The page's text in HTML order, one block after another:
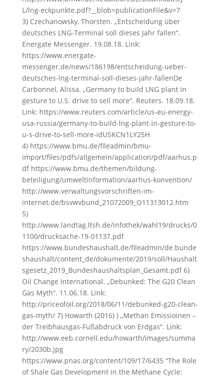
L/lng-eckpunkte.pdf?__blob=publicationFile&v=7
3) Czechanowsky, Thorsten. „Entscheidung über
deutsches LNG-Terminal soll dieses Jahr fallen“.
Energate Messenger. 19.08.18. Link:
https://www.energate-
messenger.de/news/186198/entscheidung-ueber-
deutsches-lng-terminal-soll-dieses-jahr-fallenDe
Carbonnel, Alissa. „Germany to build LNG plant in
gesture to U.S. drive to sell more“. Reuters. 18.09.18.
Link: https://www.reuters.com/article/us-eu-energy-
usa-russia/germany-to-build-lng-plant-in-gesture-to-
u-s-drive-to-sell-more-idUSKCN1LY25H
4) https://www.bmu.de/fileadmin/bmu-
import/files/pdfs/allgemein/application/pdf/aarhus.p
df https://www.bmu.de/themen/bildung-
beteiligung/umweltinformation/aarhus-konvention/
http://www.verwaltungsvorschriften-im-
internet.de/bsvwvbund_21072009_O11313012.htm
5)
http://www.landtag.ltsh.de/infothek/wahl19/drucks/0
1100/drucksache-19-01137.pdf
https://www.bundeshaushalt.de/fileadmin/de.bunde
shaushalt/content_de/dokumente/2019/soll/Haushalt
sgesetz_2019_Bundeshaushaltsplan_Gesamt.pdf 6)
Oil Change International. „Debunked: The G20 Clean
Gas Myth“. 11.06.18. Link:
http://priceofoil.org/2018/06/11/debunked-g20-clean-
gas-myth/ 7) Howarth (2016) ) „Methan Emissioinen –
der Treibhausgas-Fußabdruck von Erdgas“. Link:
http://www.eeb.cornell.edu/howarth/images/summa
ry/2030b.jpg
https://www.pnas.org/content/109/17/6435 “The Role
of Shale Gas Development in the Methane Cycle: